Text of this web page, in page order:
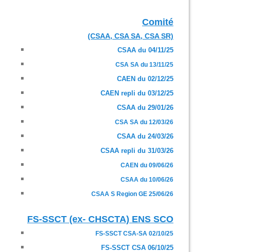
Comité
(CSAA, CSA SA, CSA SR)
CSAA du 04/11/25
CSA SA du 13/11/25
CAEN du 02/12/25
CAEN repli du 03/12/25
CSAA du 29/01/26
CSA SA du 12/03/26
CSAA du 24/03/26
CSAA repli du 31/03/26
CAEN du 09/06/26
CSAA du 10/06/26
CSAA S Region GE 25/06/26
FS-SSCT (ex- CHSCTA) ENS SCO
FS-SSCT CSA-SA 02/10/25
FS-SSCT CSA 06/10/25